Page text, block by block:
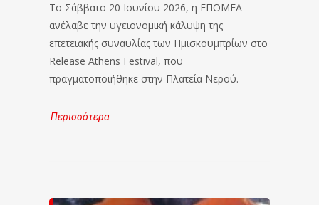
Το Σάββατο 20 Ιουνίου 2026, η ΕΠΟΜΕΑ
ανέλαβε την υγειονομική κάλυψη της
επετειακής συναυλίας των Ημισκουμπρίων στο
Release Athens Festival, που
πραγματοποιήθηκε στην Πλατεία Νερού.
Περισσότερα